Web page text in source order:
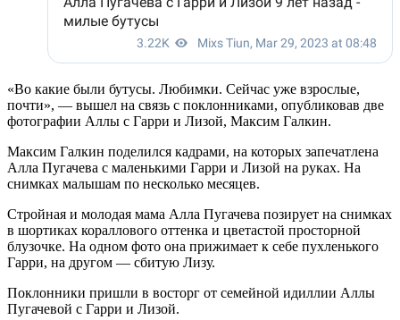
«Во какие были бутусы. Любимки. Сейчас уже взрослые,
почти», — вышел на связь с поклонниками, опубликовав две
фотографии Аллы с Гарри и Лизой, Максим Галкин.
Максим Галкин поделился кадрами, на которых запечатлена
Алла Пугачева с маленькими Гарри и Лизой на руках. На
снимках малышам по несколько месяцев.
Стройная и молодая мама Алла Пугачева позирует на снимках
в шортиках кораллового оттенка и цветастой просторной
блузочке. На одном фото она прижимает к себе пухленького
Гарри, на другом — сбитую Лизу.
Поклонники пришли в восторг от семейной идиллии Аллы
Пугачевой с Гарри и Лизой.